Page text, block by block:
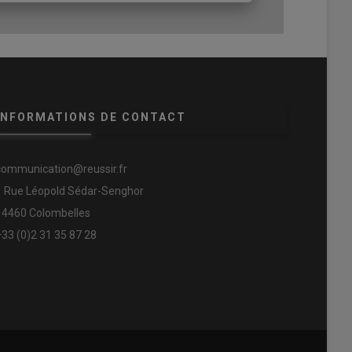
INFORMATIONS DE CONTACT
Rue Léopold Sédar-Senghor
Colombelles
(0)2 31 35 87 28